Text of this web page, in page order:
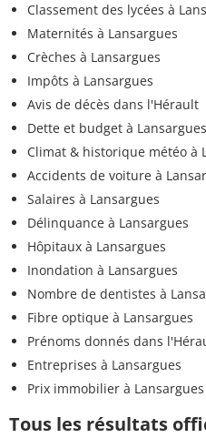
Classement des lycées à
Maternités à Lansargues
Crèches à Lansargues
Impôts à Lansargues
Avis de décès dans l'Hérault
Dette et budget à Lansargues
Climat & historique météo à
Accidents de voiture à
Salaires à Lansargues
Délinquance à Lansargues
Hôpitaux à Lansargues
Inondation à Lansargues
Nombre de dentistes à
Fibre optique à Lansargues
Prénoms donnés dans
Entreprises à Lansargues
Prix immobilier à Lansargues
Tous les résultats